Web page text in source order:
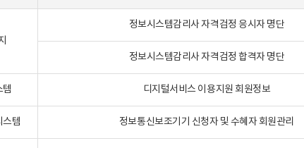
정보시스템감리사 자격검정 응시자 명단
정보시스템감리사 자격검정 합격자 명단
템 디지털서비스 이용지원 회원정보
스템 정보통신보조기기 신청자 및 수혜자 회원관리